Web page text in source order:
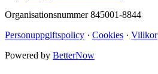
Organisationsnummer 845001-8844
Personuppgiftspolicy · Cookies · Villkor
Powered by BetterNow